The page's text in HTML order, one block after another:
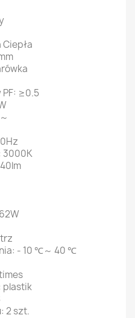
≥0.5
3000K
- 10 ℃～ 40 ℃
plastik
2 szt.